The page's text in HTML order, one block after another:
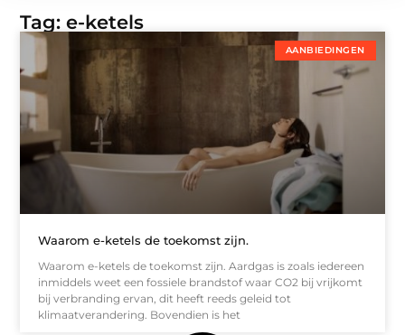
Tag: e-ketels
AANBIEDINGEN
Waarom e-ketels de toekomst zijn.
Waarom e-ketels de toekomst zijn. Aardgas is zoals iedereen
inmiddels weet een fossiele brandstof waar CO2 bij vrijkomt
bij verbranding ervan, dit heeft reeds geleid tot
klimaatverandering. Bovendien is het